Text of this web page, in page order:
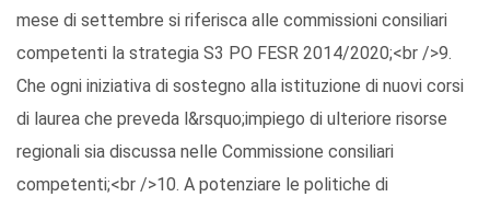
mese di settembre si riferisca alle commissioni consiliari
competenti la strategia S3 PO FESR 2014/2020;<br />9.
Che ogni iniziativa di sostegno alla istituzione di nuovi corsi
di laurea che preveda l&rsquo;impiego di ulteriore risorse
regionali sia discussa nelle Commissione consiliari
competenti;<br />10. A potenziare le politiche di